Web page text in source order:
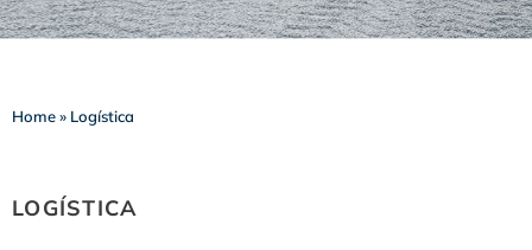
Home» Logística
LOGÍSTICA